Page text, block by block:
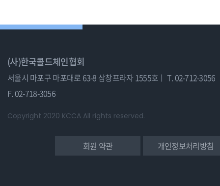
(사)한국콜드체인협회
서울시 마포구 마포대로 63-8 삼창프라자 1555호ㅣ T. 02-712-3056
F. 02-718-3056
Copyright 2020 KCCA All rights reserved.
회원 약관 개인정보처리방침